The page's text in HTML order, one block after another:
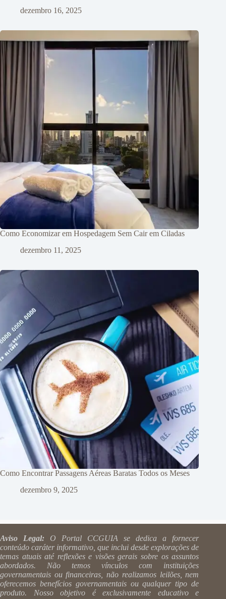
dezembro 16, 2025
Como Economizar em Hospedagem Sem Cair em Ciladas
dezembro 11, 2025
Como Encontrar Passagens Aéreas Baratas Todos os Meses
dezembro 9, 2025
Aviso Legal: O Portal CCGUIA se dedica a fornecer
conteúdo caráter informativo, que inclui desde explorações de
temas atuais até reflexões e visões gerais sobre os assuntos
abordados. Não temos vínculos com instituições
governamentais ou financeiras, não realizamos leilões, nem
oferecemos benefícios governamentais ou qualquer tipo de
produto. Nosso objetivo é exclusivamente educativo e